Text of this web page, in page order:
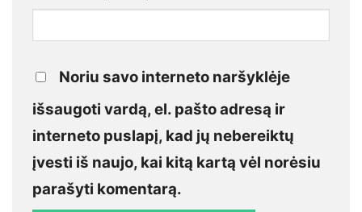
Noriu savo interneto naršyklėje
išsaugoti vardą, el. pašto adresą ir
interneto puslapį, kad jų nebereiktų
įvesti iš naujo, kai kitą kartą vėl norėsiu
parašyti komentarą.